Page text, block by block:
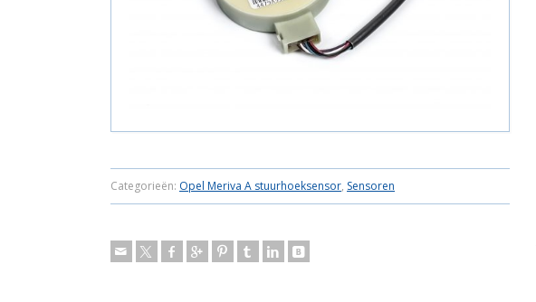
Categorieën: Opel Meriva A stuurhoeksensor, Sensoren